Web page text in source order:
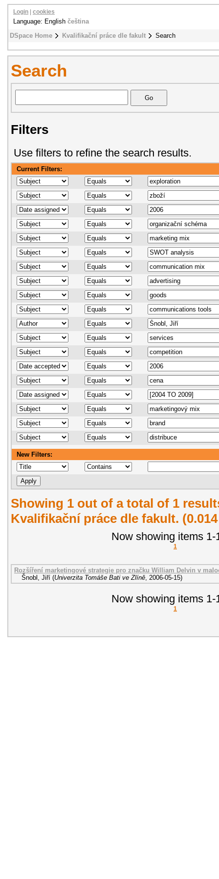
DSpace Home Kvalifikační práce dle fakult Search
Login cookies
Language: English čeština
Search
Filters
Use filters to refine the search results.
Current Filters:
New Filters:
Showing 1 out of a total of 1
Kvalifikační práce dle fakult.
Now showing items 1-
1
Rozšíření marketingové strategie pro značku William Delvin v
Šnobl, Jiří (Univerzita Tomáše Bati ve Zlíně 2006-05-15)
Now showing items 1-
1